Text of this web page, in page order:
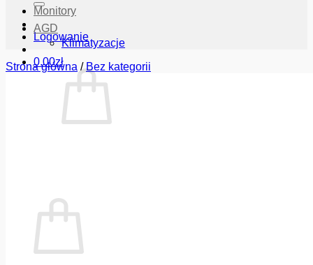
Logowanie
0.00zł
Monitory
AGD
Klimatyzacje
Strona główna / Bez kategorii